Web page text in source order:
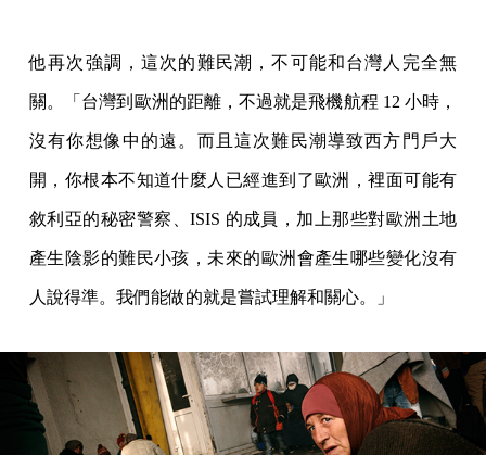
他再次強調，這次的難民潮，不可能和台灣人完全無
關。「台灣到歐洲的距離，不過就是飛機航程 12 小時，
沒有你想像中的遠。而且這次難民潮導致西方門戶大
開，你根本不知道什麼人已經進到了歐洲，裡面可能有
敘利亞的秘密警察、ISIS 的成員，加上那些對歐洲土地
產生陰影的難民小孩，未來的歐洲會產生哪些變化沒有
人說得準。我們能做的就是嘗試理解和關心。」